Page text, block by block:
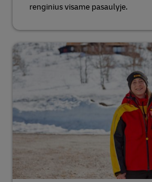
renginius visame pasaulyje.